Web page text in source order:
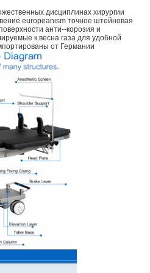
дисциплинах хирургии
europeanism точное штейновая
анти--корозия и
к весна газа для удобной
от Германии